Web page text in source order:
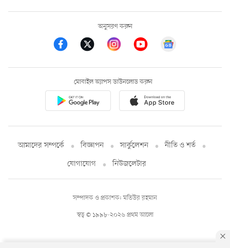
অনুসরণ করুন
মোবাইল অ্যাপস ডাউনলোড করুন
আমাদের সম্পর্কে বিজ্ঞাপন সার্কুলেশন
নীতি ও শর্ত
যোগাযোগ
নিউজলেটার
স্বত্ব © ১৯৯৮-২০২৬ প্রথম আলো
সম্পাদক ও প্রকাশক: মতিউর রহমান